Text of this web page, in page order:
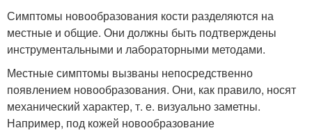
Симптомы новообразования кости разделяются на
местные и общие. Они должны быть подтверждены
инструментальными и лабораторными методами.
Местные симптомы вызваны непосредственно
появлением новообразования. Они, как правило, носят
механический характер, т. е. визуально заметны.
Например, под кожей новообразование